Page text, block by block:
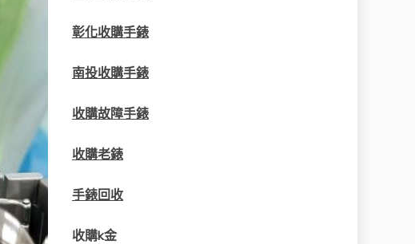
彰化收購手錶
南投收購手錶
收購故障手錶
收購老錶
手錶回收
收購k金